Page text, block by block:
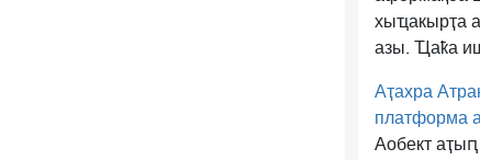
хыҵакырҭа
азы. Ҵаҟа
Аҭахра
платформа
Аобект